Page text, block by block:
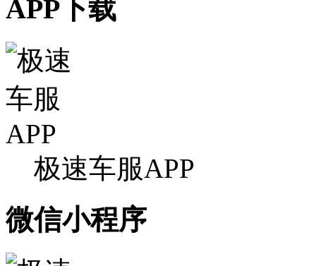
APP下载
极速车服APP
微信小程序